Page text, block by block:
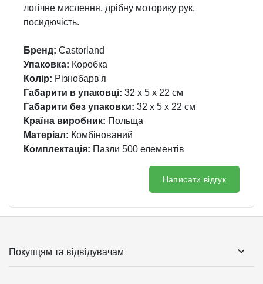
логічне мислення, дрібну моторику рук,
посидючість.
Бренд: Castorland
Упаковка: Коробка
Колір: Різнобарв'я
Габарити в упаковці: 32 x 5 x 22 см
Габарити без упаковки: 32 x 5 x 22 см
Країна виробник: Польща
Матеріал: Комбінований
Комплектація: Пазли 500 елементів
Написати відгук
Покупцям та відвідувачам